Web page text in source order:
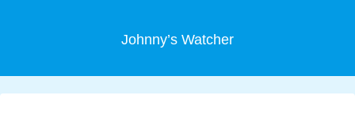
Johnny’s Watcher